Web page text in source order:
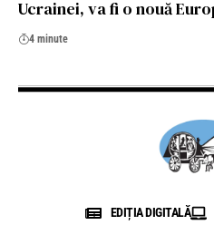
Ucrainei, va fi o nouă
4 minute
EDIȚIA DIGITALĂ